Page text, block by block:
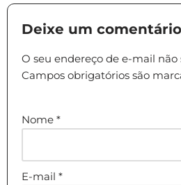
Deixe um comentário
O seu endereço de e-mail não
Campos obrigatórios são
Nome *
E-mail *